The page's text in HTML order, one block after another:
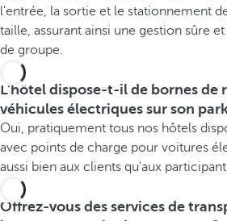
l'entrée, la sortie et le stationnement
taille, assurant ainsi une gestion sûre
de groupe.
L'hôtel dispose-t-il de bornes de
véhicules électriques sur son
Oui, pratiquement tous nos hôtels
avec points de charge pour voitures
aussi bien aux clients qu'aux
Offrez-vous des services de